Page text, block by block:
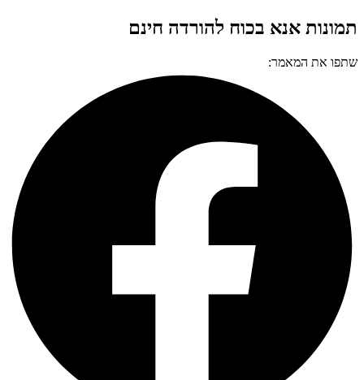
תמונות אנא בכוח להורדה חינם
שתפו את המאמר: